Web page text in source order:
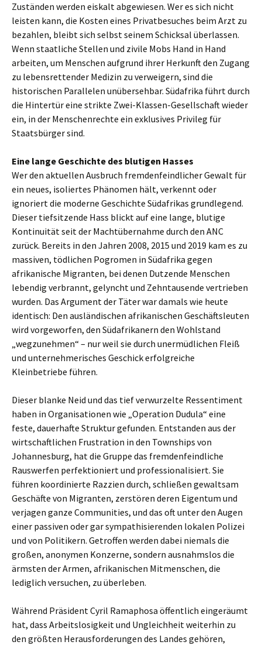
Zuständen werden eiskalt abgewiesen. Wer es sich nicht
leisten kann, die Kosten eines Privatbesuches beim Arzt zu
bezahlen, bleibt sich selbst seinem Schicksal überlassen.
Wenn staatliche Stellen und zivile Mobs Hand in Hand
arbeiten, um Menschen aufgrund ihrer Herkunft den Zugang
zu lebensrettender Medizin zu verweigern, sind die
historischen Parallelen unübersehbar. Südafrika führt durch
die Hintertür eine strikte Zwei-Klassen-Gesellschaft wieder
ein, in der Menschenrechte ein exklusives Privileg für
Staatsbürger sind.
Eine lange Geschichte des blutigen Hasses
Wer den aktuellen Ausbruch fremdenfeindlicher Gewalt für
ein neues, isoliertes Phänomen hält, verkennt oder
ignoriert die moderne Geschichte Südafrikas grundlegend.
Dieser tiefsitzende Hass blickt auf eine lange, blutige
Kontinuität seit der Machtübernahme durch den ANC
zurück. Bereits in den Jahren 2008, 2015 und 2019 kam es zu
massiven, tödlichen Pogromen in Südafrika gegen
afrikanische Migranten, bei denen Dutzende Menschen
lebendig verbrannt, gelyncht und Zehntausende vertrieben
wurden. Das Argument der Täter war damals wie heute
identisch: Den ausländischen afrikanischen Geschäftsleuten
wird vorgeworfen, den Südafrikanern den Wohlstand
„wegzunehmen“ – nur weil sie durch unermüdlichen Fleiß
und unternehmerisches Geschick erfolgreiche
Kleinbetriebe führen.
Dieser blanke Neid und das tief verwurzelte Ressentiment
haben in Organisationen wie „Operation Dudula“ eine
feste, dauerhafte Struktur gefunden. Entstanden aus der
wirtschaftlichen Frustration in den Townships von
Johannesburg, hat die Gruppe das fremdenfeindliche
Rauswerfen perfektioniert und professionalisiert. Sie
führen koordinierte Razzien durch, schließen gewaltsam
Geschäfte von Migranten, zerstören deren Eigentum und
verjagen ganze Communities, und das oft unter den Augen
einer passiven oder gar sympathisierenden lokalen Polizei
und von Politikern. Getroffen werden dabei niemals die
großen, anonymen Konzerne, sondern ausnahmslos die
ärmsten der Armen, afrikanischen Mitmenschen, die
lediglich versuchen, zu überleben.
Während Präsident Cyril Ramaphosa öffentlich eingeräumt
hat, dass Arbeitslosigkeit und Ungleichheit weiterhin zu
den größten Herausforderungen des Landes gehören,